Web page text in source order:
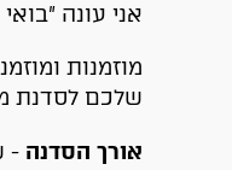
אני עונה ״בואי
מוזמנות
שלכם לסדנת
אורך הסדנה -